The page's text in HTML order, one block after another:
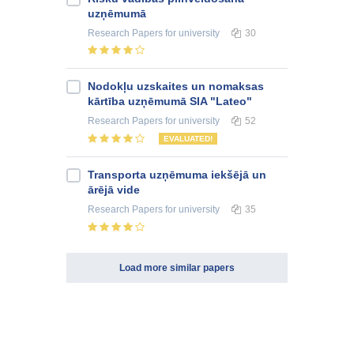
uzņēmumā
Research Papers for university 30
Nodokļu uzskaites un nomaksas
kārtība uzņēmumā SIA "Lateo"
Research Papers for university 52
EVALUATED!
Transporta uzņēmuma iekšējā un
ārējā vide
Research Papers for university 35
Load more similar papers